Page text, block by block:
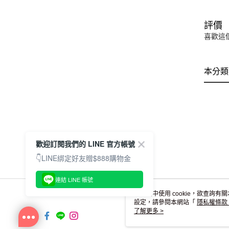
評價
喜歡這
本分
本網站中使用 cookie，欲查詢有
設定，請參閱本網站「 隱私權條款
使用 cookie。
了解更多 >
歡迎訂閱我們的 LINE 官方帳號
👇LINE綁定好友贈$888購物金
連結 LINE 帳號